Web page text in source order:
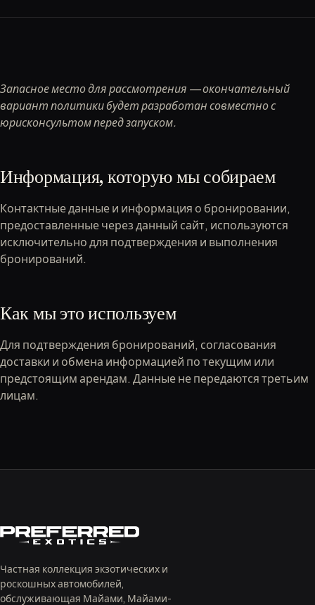
Запасное место для рассмотрения — окончательный
вариант политики будет разработан совместно с
юрисконсультом перед запуском.
Информация, которую мы собираем
Контактные данные и информация о бронировании,
предоставленные через данный сайт, используются
исключительно для подтверждения и выполнения
бронирований.
Как мы это используем
Для подтверждения бронирований, согласования
доставки и обмена информацией по текущим или
предстоящим арендам. Данные не передаются третьим
лицам.
Частная коллекция экзотических и
роскошных автомобилей,
обслуживающая Майами, Майами-